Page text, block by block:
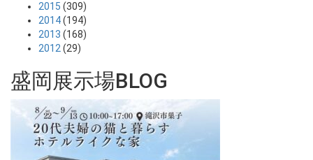
2015 (309)
2014(194)
2013 (168)
2012 (29)
盛岡展示場BLOG